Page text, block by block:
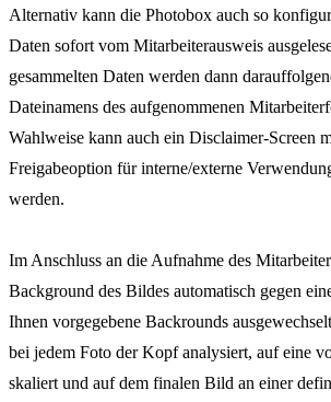
Alternativ kann die Photobox auch so
Daten sofort vom Mitarbeiterausweis
gesammelten Daten werden dann
Dateinamens des aufgenommenen
Wahlweise kann auch ein Disclaimer-Screen
Freigabeoption für interne/externe
werden.
Im Anschluss an die Aufnahme des
Background des Bildes automatisch gegen
Ihnen vorgegebene Backrounds
bei jedem Foto der Kopf analysiert, auf eine
skaliert und auf dem finalen Bild an einer